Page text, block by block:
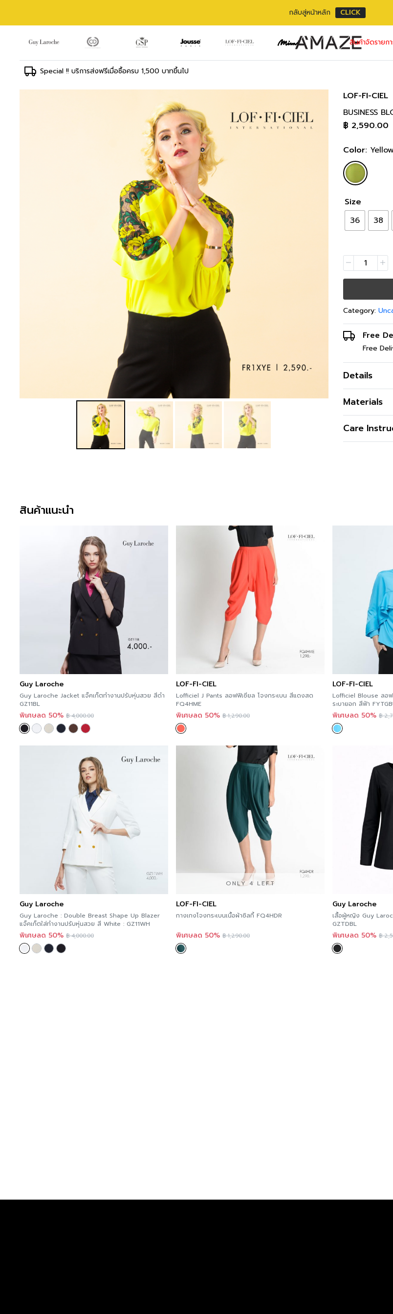
กลับสู่หน้าหลัก CLICK
สินค้าจัดรายก
Special !! บริการส่งฟรีเมื่อซื้อครบ 1,500 บาทขึ้นไป
LOF-FI-CIEL
BUSINESS
฿ 2,590.00
Color:
Size
36
38
Category:
Free
Free
Details
แขน ให้ดูรูปร่า
Materials
สี
Care
สินค้าแนะนำ
Guy Laroche
Guy Laroche Jacket แจ็คเก็ตทำงานปรับหุ่นสวย สีดำ
GZ11BL
พิเศษลด 50% ฿4,000.00
LOF-FI-CIEL
Lofficiel J Pants ลอฟฟิเซียล โจงกระเบน สีแดงสด
FQ4HME
พิเศษลด 50% ฿1,290.00
LOF-FI-CIEL
Lofficiel Blouse ลอฟ
ระบายอก สีฟ้า
พิเศษลด 50% ฿
Guy Laroche
Guy Laroche : Double Breast Shape Up Blazer
แจ็คเก็ตใส่ทำงานปรับหุ่นสวย สี White : GZ11WH
พิเศษลด 50% ฿4,000.00
ONLY 4 LEFT
LOF-FI-CIEL
กางเกงโจงกระเบนเนื้อผ้าซิลกี้ FQ4HDR
พิเศษลด 50% ฿1,290.00
Guy Laroche
เสื้อผู้หญิง Guy Laroche
GZTDBL
พิเศษลด 50% ฿
เร
เว็